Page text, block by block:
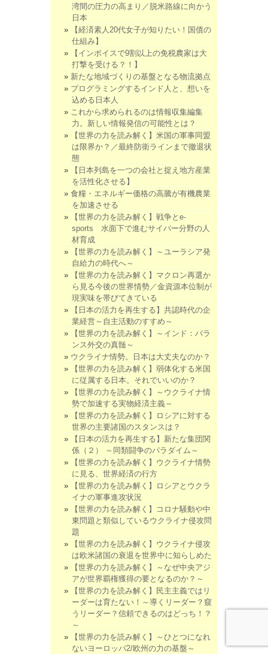
湾間の圧力の高まり／脱米路線に向かう
日本
【経済素人20代女子が知りたい！国債の
仕組み】
【インボイスで9割以上の免税農家は大
打撃を受ける？！】
新たな地域づくりの基盤となる物流拠点
プログラミングするインド人と、想いを
込める日本人
これから求められるのは情報収集編集
力。新しい情報発信の可能性とは？
【世界の力を読み解く】米国の軍事同盟
は限界か？／最終防衛ラインまで撤退状
態
【日本列島を一つの会社と捉え地方産業
を活性化させる】
食糧・エネルギー価格の高騰が有機農業
を加速させる
【世界の力を読み解く】戦争とe-
sports 水面下で進むサイバー分野の人
材育成
【世界の力を読み解く】～ユーラシア発
自給力の時代へ～
【世界の力を読み解く】マクロン再選か
ら見る今後の世界情勢／金資源本位制が
現実味を帯びてきている
【日本の活力を再生する】共認時代の企
業経営～自主活動のすすめ～
【世界の力を読み解く】～インド：バラ
ンス外交の真髄～
ウクライナ情勢。日本は大丈夫なのか？
【世界の力を読み解く】弱体化する米国
に従属する日本。それでいいのか？
【世界の力を読み解く】～ウクライナ情
勢で加速する実物経済主義～
【世界の力を読み解く】ロシアに対する
世界の主要諸国のスタンスは？
【日本の活力を再生する】新たな集団関
係（２） ～同類闘争のパラダイム～
【世界の力を読み解く】ウクライナ情勢
に見る、世界経済の行方
【世界の力を読み解く】ロシアとウクラ
イナの軍事進攻状況
【世界の力を読み解く】コロナ騒動や中
東問題と類似しているウクライナ侵攻問
題
【世界の力を読み解く】ウクライナ侵攻
は欧米諸国の衰退を世界中に知らしめた
【世界の力を読み解く】～なぜ中央アジ
アが世界覇権獲得の要となるのか？～
【世界の力を読み解く】民主主義ではリ
ーダーは育たない！～導くリーダー？窺
うリーダー？信頼できるのはどっち！？
～
【世界の力を読み解く】～ひとつになれ
ないヨーロッパ2/欧州の力の基盤～